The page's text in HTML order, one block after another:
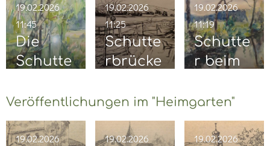
g
Kranzler
bauer
von Zell
nach
Meilenh
ofen
Sächenf
arter
Mühle
Die
Schutte
19.02.2026
11:45
Schutte
rbrücke
arter
Mühle
19.02.2026
11:25
Schutte
r beim
auer
19.02.2026
11:19
Veröffentlichungen im "Heimgarten"
19.02.2026
19.02.2026
19.02.2026